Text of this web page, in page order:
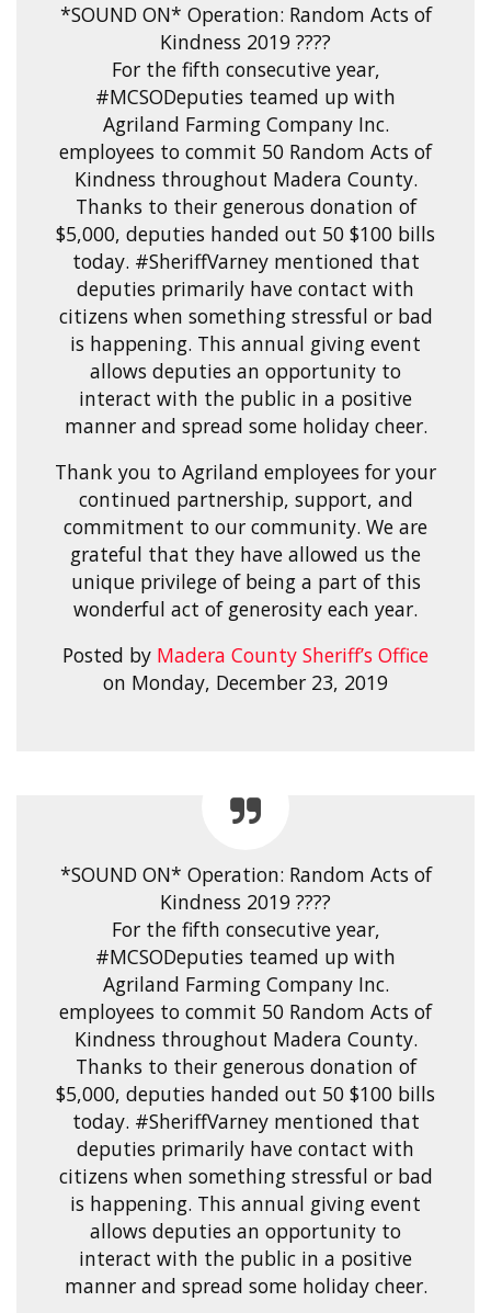
*SOUND ON* Operation: Random Acts of
Kindness 2019 ????
For the fifth consecutive year,
#MCSODeputies teamed up with
Agriland Farming Company Inc.
employees to commit 50 Random Acts of
Kindness throughout Madera County.
Thanks to their generous donation of
$5,000, deputies handed out 50 $100 bills
today. #SheriffVarney mentioned that
deputies primarily have contact with
citizens when something stressful or bad
is happening. This annual giving event
allows deputies an opportunity to
interact with the public in a positive
manner and spread some holiday cheer.
Thank you to Agriland employees for your
continued partnership, support, and
commitment to our community. We are
grateful that they have allowed us the
unique privilege of being a part of this
wonderful act of generosity each year.
Posted by Madera County Sheriff’s Office
on Monday, December 23, 2019
*SOUND ON* Operation: Random Acts of
Kindness 2019 ????
For the fifth consecutive year,
#MCSODeputies teamed up with
Agriland Farming Company Inc.
employees to commit 50 Random Acts of
Kindness throughout Madera County.
Thanks to their generous donation of
$5,000, deputies handed out 50 $100 bills
today. #SheriffVarney mentioned that
deputies primarily have contact with
citizens when something stressful or bad
is happening. This annual giving event
allows deputies an opportunity to
interact with the public in a positive
manner and spread some holiday cheer.